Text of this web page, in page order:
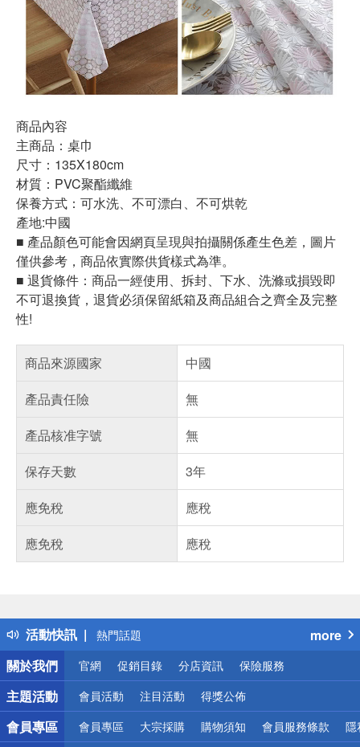
商品內容
主商品：桌巾
尺寸：135X180cm
材質：PVC聚酯纖維
保養方式：可水洗、不可漂白、不可烘乾
產地:中國
■ 產品顏色可能會因網頁呈現與拍攝關係產生色差，圖片
僅供參考，商品依實際供貨樣式為準。
■ 退貨條件：商品一經使用、拆封、下水、洗滌或損毀即
不可退換貨，退貨必須保留紙箱及商品組合之齊全及完整
性!
商品來源國家
中國
產品責任險
無
產品核准字號
無
保存天數
3年
應免稅
應稅
應免稅
應稅
活動快訊
得獎公告
熱門話題
銀行優惠
偏遠地區配送
詐騙網頁！請小心！
more
關於我們
官網 促銷目錄 分店資訊 保險服務
主題活動 會員活動 注目活動 得獎公佈
會員專區 會員專區 大宗採購 購物須知 會員服務條款 隱